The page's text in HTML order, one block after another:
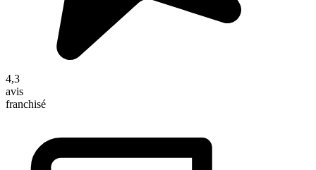
4,3
avis
franchisé